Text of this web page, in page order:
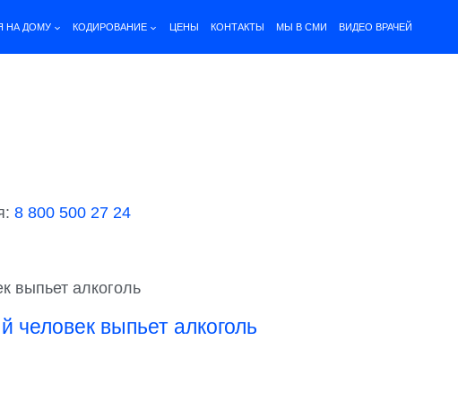
НА ДОМУ КОДИРОВАНИЕ ЦЕНЫ КОНТАКТЫ МЫ В СМИ ВИДЕО ВРАЧЕЙ
8 800 500 27 24
выпьет алкоголь
человек выпьет алкоголь